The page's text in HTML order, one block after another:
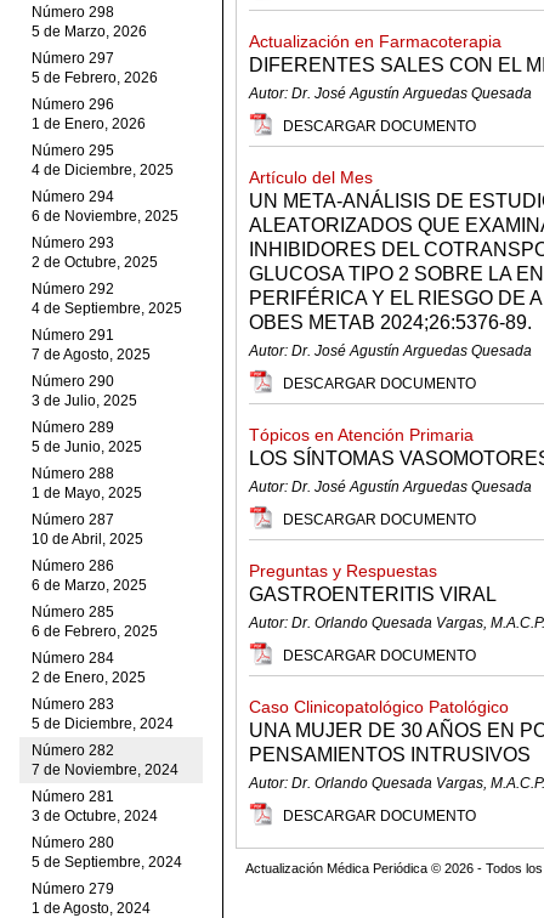
Número 298
5 de Marzo, 2026
Número 297
5 de Febrero, 2026
Número 296
1 de Enero, 2026
Número 295
4 de Diciembre, 2025
Número 294
6 de Noviembre, 2025
Número 293
2 de Octubre, 2025
Número 292
4 de Septiembre, 2025
Número 291
7 de Agosto, 2025
Número 290
3 de Julio, 2025
Número 289
5 de Junio, 2025
Número 288
1 de Mayo, 2025
Número 287
10 de Abril, 2025
Número 286
6 de Marzo, 2025
Número 285
6 de Febrero, 2025
Número 284
2 de Enero, 2025
Número 283
5 de Diciembre, 2024
Número 282
7 de Noviembre, 2024
Número 281
3 de Octubre, 2024
Número 280
5 de Septiembre, 2024
Número 279
1 de Agosto, 2024
Actualización en Farmacoterapia
DIFERENTES SALES CON EL
Autor: Dr. José Agustín Arguedas Quesada
DESCARGAR DOCUMENTO
Artículo del Mes
UN META-ANÁLISIS DE
ALEATORIZADOS QUE
INHIBIDORES DEL
GLUCOSA TIPO 2 SOBRE LA
PERIFÉRICA Y EL RIESGO DE
OBES METAB 2024;26:5376-89.
Autor: Dr. José Agustín Arguedas Quesada
DESCARGAR DOCUMENTO
Tópicos en Atención Primaria
LOS SÍNTOMAS
Autor: Dr. José Agustín Arguedas Quesada
DESCARGAR DOCUMENTO
Preguntas y Respuestas
GASTROENTERITIS VIRAL
Autor: Dr. Orlando Quesada Vargas, M.A.C.P.
DESCARGAR DOCUMENTO
Caso Clinicopatológico Patológico
UNA MUJER DE 30 AÑOS EN
PENSAMIENTOS INTRUSIVOS
Autor: Dr. Orlando Quesada Vargas, M.A.C.P.
DESCARGAR DOCUMENTO
Actualización Médica Periódica © 2026 - Todos